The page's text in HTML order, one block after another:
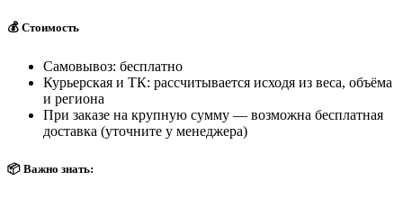
💰 Стоимость
Самовывоз: бесплатно
Курьерская и ТК: рассчитывается исходя из веса, объёма
и региона
При заказе на крупную сумму — возможна бесплатная
доставка (уточните у менеджера)
📦 Важно знать: